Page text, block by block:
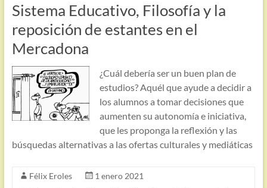
Sistema Educativo, Filosofía y la
reposición de estantes en el
Mercadona
¿Cuál debería ser un buen plan de
estudios? Aquél que ayude a decidir a
los alumnos a tomar decisiones que
aumenten su autonomía e iniciativa,
que les proponga la reflexión y las
búsquedas alternativas a las ofertas culturales y mediáticas
Félix Eroles
1 enero 2021